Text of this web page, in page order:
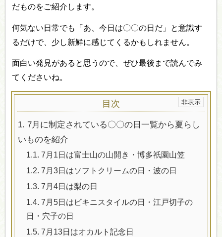
だものをご紹介します。
何気ない日常でも「あ、今日は〇〇の日だ」と意識す
るだけで、少し新鮮に感じてくるかもしれません。
面白い発見があると思うので、ぜひ最後まで読んでみ
てくださいね。
目次
1. 7月に制定されている〇〇の日一覧から夏らし
いものを紹介
1.1. 7月1日は富士山の山開き・博多祇園山笠
1.2. 7月3日はソフトクリームの日・波の日
1.3. 7月4日は梨の日
1.4. 7月5日はビキニスタイルの日・江戸切子の
日・穴子の日
1.5. 7月13日はオカルト記念日